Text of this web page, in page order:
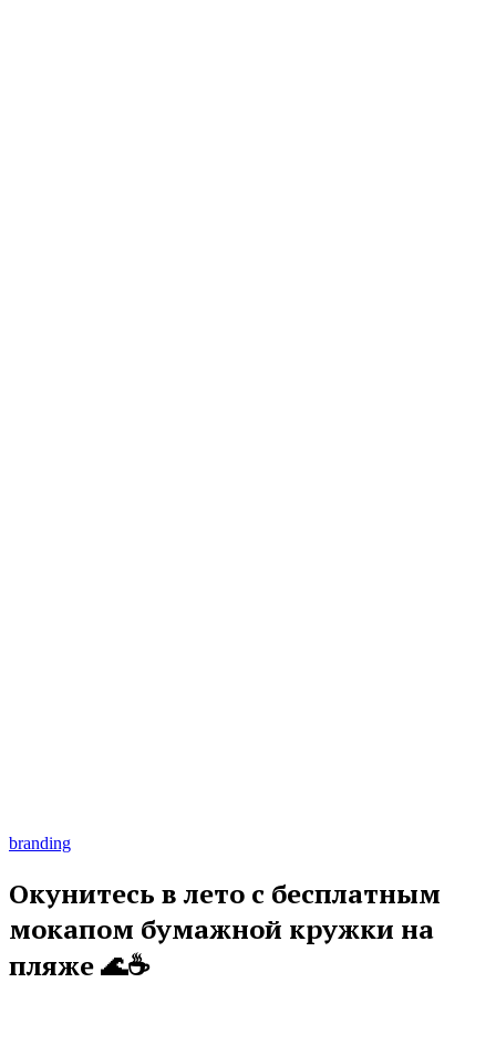
branding
Окунитесь в лето с бесплатным
мокапом бумажной кружки на
пляже 🌊☕